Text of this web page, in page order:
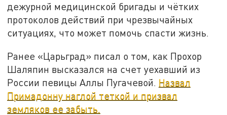
дежурной медицинской бригады и чётких
протоколов действий при чрезвычайных
ситуациях, что может помочь спасти жизнь.
Ранее «Царьград» писал о том, как Прохор
Шаляпин высказался на счет уехавший из
России певицы Аллы Пугачевой. Назвал
Примадонну наглой теткой и призвал
земляков ее забыть.